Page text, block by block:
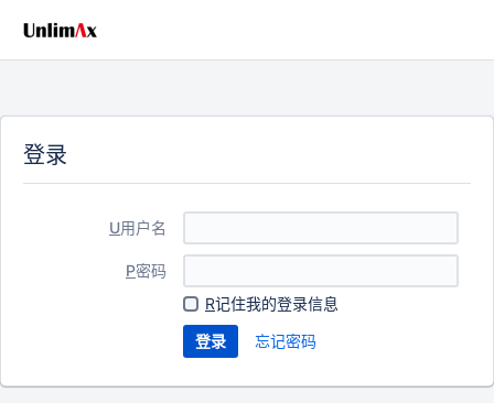
登录
U用户名
P密码
R记住我的登录信息
忘记密码